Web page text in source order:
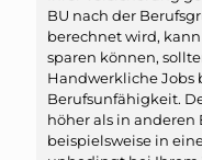
BU nach der
berechnet wird, kann
sparen können,
Handwerkliche Jobs
Berufsunfähigkeit.
höher als in anderen
beispielsweise in